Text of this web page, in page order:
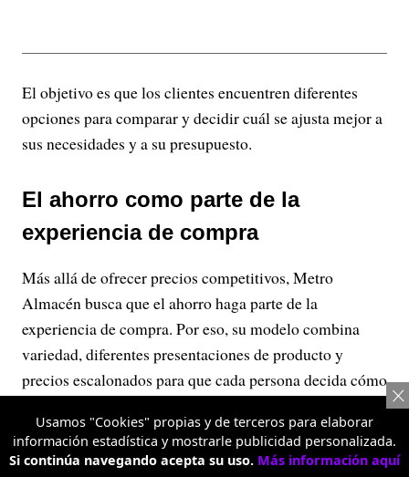
El objetivo es que los clientes encuentren diferentes
opciones para comparar y decidir cuál se ajusta mejor a
sus necesidades y a su presupuesto.
El ahorro como parte de la
experiencia de compra
Más allá de ofrecer precios competitivos, Metro
Almacén busca que el ahorro haga parte de la
experiencia de compra. Por eso, su modelo combina
variedad, diferentes presentaciones de producto y
precios escalonados para que cada persona decida cómo
Esta propuesta está dirigida tanto a quienes realizan el
mercado semanal o mensual para su hogar como a
Usamos "Cookies" propias y de terceros para elaborar
información estadística y mostrarle publicidad personalizada.
Si continúa navegando acepta su uso. Más información aquí